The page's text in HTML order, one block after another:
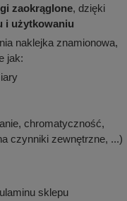
zaokrąglone, dzięki
i użytkowaniu
naklejka znamionowa,
jak:
chromatyczność,
czynniki zewnętrzne, ...)
sklepu